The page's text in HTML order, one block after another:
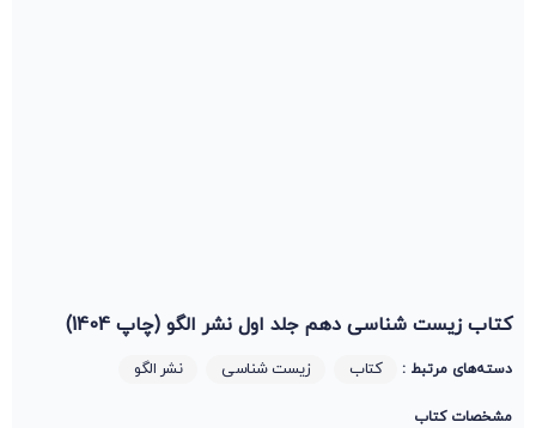
کتاب زیست شناسی دهم جلد اول نشر الگو (چاپ 1404)
دسته‌های مرتبط : کتاب زیست شناسی نشر الگو
مشخصات کتاب